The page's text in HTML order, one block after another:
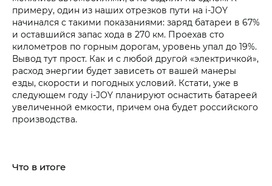
примеру, один из наших отрезков пути на i‑JOY
начинался с такими показаниями: заряд батареи в 67%
и оставшийся запас хода в 270 км. Проехав сто
километров по горным дорогам, уровень упал до 19%.
Вывод тут прост. Как и с любой другой «электричкой»,
расход энергии будет зависеть от вашей манеры
езды, скорости и погодных условий. Кстати, уже в
следующем году i‑JOY планируют оснастить батареей
увеличенной емкости, причем она будет российского
производства.
Что в итоге